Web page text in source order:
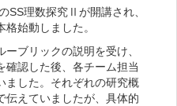
SS理数探究Ⅱが開講され、
始動しました。
ブリックの説明を受け、
確認した後、各チーム担当
ました。それぞれの研究概
伝えていましたが、具体的